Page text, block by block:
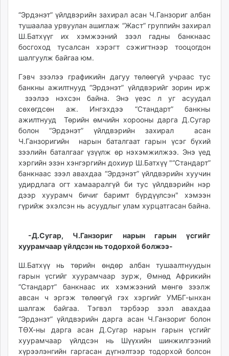
“Эрдэнэт” үйлдвэрийн захирал асан Ч.Ганзориг албан
тушаалаа урвуулан ашиглаж “Жаст” группийн захирал
Ш.Батхүүг их хэмжээний зээл гадны банкнаас
босгоход тусалсан хэрэгт сэжигтнээр тооцогдон
шалгуулж байгаа юм.
Гэвч зээлээ графикийн дагуу төлөөгүй учраас тус
банкны ажилтнууд “Эрдэнэт” үйлдвэрийг зорин ирж
зээлээ нэхсэн байна. Энэ үеэс л уг асуудал
сөхөгдсөн аж. Ингэхдээ “Стандарт” банкны
ажилтнууд Төрийн өмчийн хорооны дарга Д.Сугар
болон “Эрдэнэт” үйлдвэрийн захирал асан
Ч.Ганзоригийн нарын баталгаат гарын үсэг бүхий
зээлийн баталгааг үзүүлж өр нэхэмжилжээ. Энэ үед
хэргийн эзэн хэнгэргийн дохиур Ш.Батхүү "“Стандарт”
банкнаас зээл авахдаа “Эрдэнэт” үйлдвэрийн хуучин
удирдлага огт хамааралгүй би тус үйлдвэрийн нэр
дээр хуурамч бичиг баримт бүрдүүлсэн" хэмээн
гүрийж эхэлсэн нь асуудлыг улам хурцатгасан байна.
-Д.Сугар, Ч.Ганзориг нарын гарын үсгийг
хуурамчаар үйлдсэн нь тодорхой болжээ-
Ш.Батхүү нь төрийн өндөр албан тушаалтнуудын
гарын үсгийг хуурамчаар зурж, Өмнөд Африкийн
“Стандарт” банкнаас их хэмжээний мөнгө зээлж
авсан ч эргэж төлөөгүй гэх хэргийг УМБГ-ынхан
шалгаж байгаа. Тэгвэл тэрбээр зээл авахдаа
“Эрдэнэт” үйлдвэрийн дарга асан Ч.Ганзориг болон
ТӨХ-ны дарга асан Д.Сугар нарын гарын үсгийг
хуурамчаар үйлдсэн нь Шүүхийн шинжилгээний
хүрээлэнгийн гаргасан дүгнэлтээр тодорхой болсон